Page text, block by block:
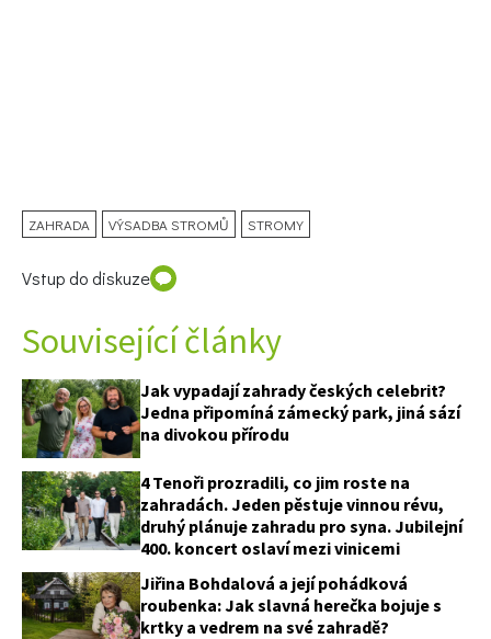
ZAHRADA VÝSADBA STROMŮ STROMY
Vstup do diskuze
Související články
Jak vypadají zahrady českých celebrit?
Jedna připomíná zámecký park, jiná sází
na divokou přírodu
4 Tenoři prozradili, co jim roste na
zahradách. Jeden pěstuje vinnou révu,
druhý plánuje zahradu pro syna. Jubilejní
400. koncert oslaví mezi vinicemi
Jiřina Bohdalová a její pohádková
roubenka: Jak slavná herečka bojuje s
krtky a vedrem na své zahradě?